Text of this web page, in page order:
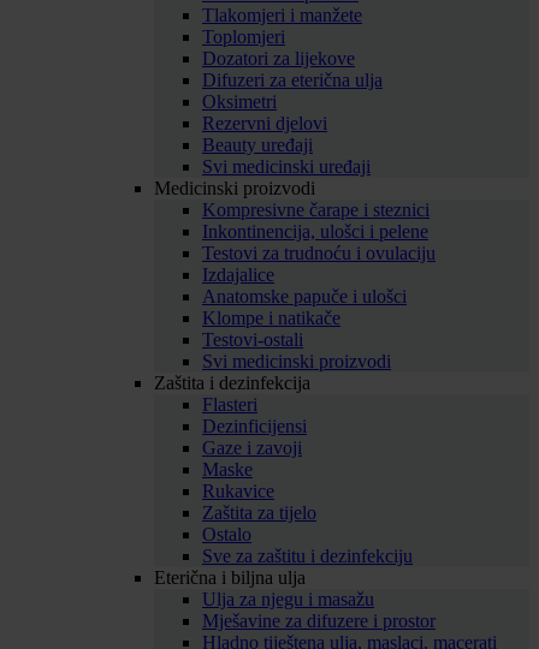
Tlakomjeri i manžete
Toplomjeri
Dozatori za lijekove
Difuzeri za eterična ulja
Oksimetri
Rezervni djelovi
Beauty uređaji
Svi medicinski uređaji
Medicinski proizvodi
Kompresivne čarape i steznici
Inkontinencija, ulošci i pelene
Testovi za trudnoću i ovulaciju
Izdajalice
Anatomske papuče i ulošci
Klompe i natikače
Testovi-ostali
Svi medicinski proizvodi
Zaštita i dezinfekcija
Flasteri
Dezinficijensi
Gaze i zavoji
Maske
Rukavice
Zaštita za tijelo
Ostalo
Sve za zaštitu i dezinfekciju
Eterična i biljna ulja
Ulja za njegu i masažu
Mješavine za difuzere i prostor
Hladno tiještena ulja, maslaci, macerati